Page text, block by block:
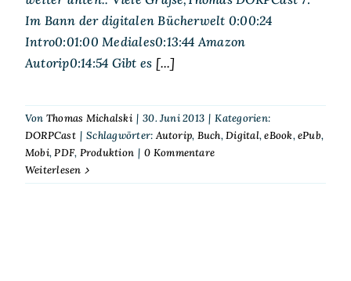
Im Bann der digitalen Bücherwelt 0:00:24
Intro0:01:00 Mediales0:13:44 Amazon
Autorip0:14:54 Gibt es [...]
Von Thomas Michalski | 30. Juni 2013 | Kategorien:
DORPCast | Schlagwörter:Autorip, Buch,Digital,eBook,ePub,
Mobi,PDF, Produktion | 0 Kommentare
Weiterlesen